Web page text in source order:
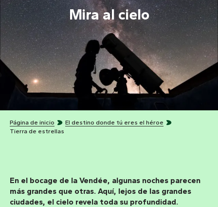
Mira al cielo
Página de inicio
El destino donde tú eres el héroe
Tierra de estrellas
En el bocage de la Vendée, algunas noches parecen
más grandes que otras. Aquí, lejos de las grandes
ciudades, el cielo revela toda su profundidad.